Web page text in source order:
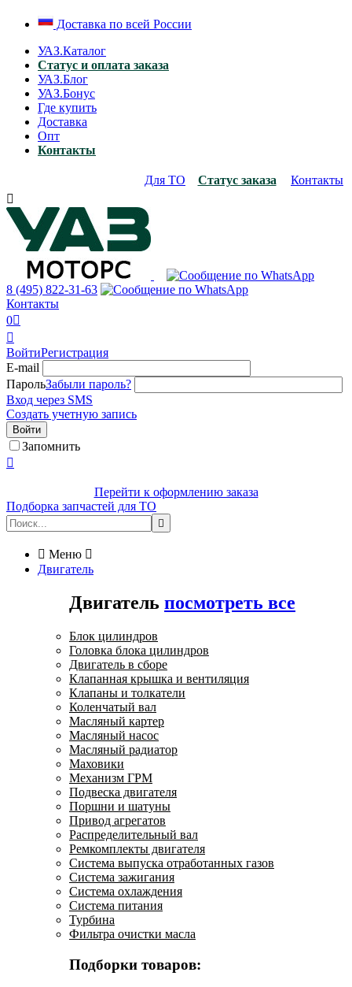
Доставка по всей России
УАЗ.Каталог
Статус и оплата заказа
УАЗ.Блог
УАЗ.Бонус
Где купить
Доставка
Опт
Контакты
Для ТО Статус заказа
Контакты

8 (495) 822-31-63
Контакты
0

ВойтиРегистрация
E-mail
ПарольЗабыли пароль?
Вход через SMS
Создать учетную запись
Войти
Запомнить

Перейти к оформлению заказа
Подборка запчастей для ТО

 Меню 
Двигатель
Двигатель посмотреть все
Блок цилиндров
Головка блока цилиндров
Двигатель в сборе
Клапанная крышка и вентиляция
Клапаны и толкатели
Коленчатый вал
Масляный картер
Масляный насос
Масляный радиатор
Маховики
Механизм ГРМ
Подвеска двигателя
Поршни и шатуны
Привод агрегатов
Распределительный вал
Ремкомплекты двигателя
Система выпуска отработанных газов
Система зажигания
Система охлаждения
Система питания
Турбина
Фильтра очистки масла
Подборки товаров: